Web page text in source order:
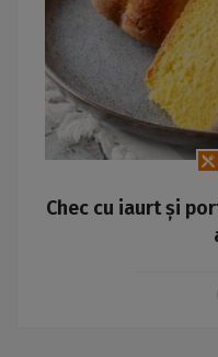
Chec cu iaurt și